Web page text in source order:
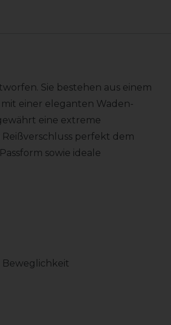
Sie bestehen aus einem
einer eleganten Waden-
eine extreme
perfekt dem
sowie ideale
Beweglichkeit